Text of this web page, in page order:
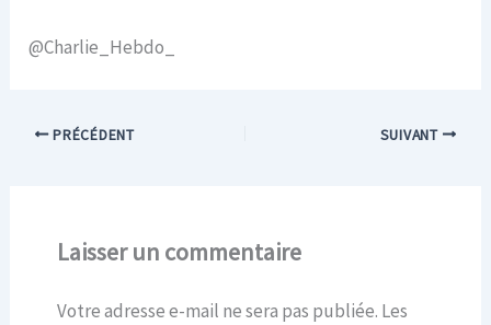
@Charlie_Hebdo_
PRÉCÉDENT SUIVANT
Laisser un commentaire
Votre adresse e-mail ne sera pas publiée. Les